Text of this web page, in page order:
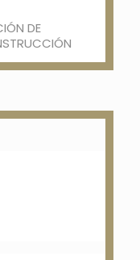
DE